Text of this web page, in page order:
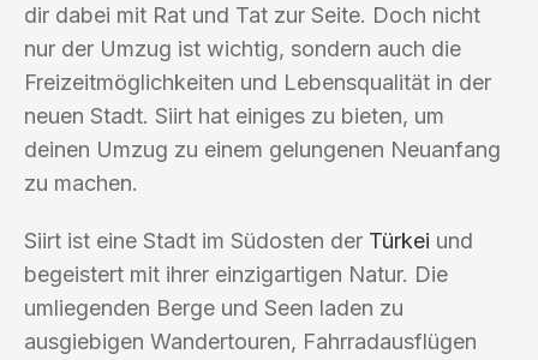
dir dabei mit Rat und Tat zur Seite. Doch nicht
nur der Umzug ist wichtig, sondern auch die
Freizeitmöglichkeiten und Lebensqualität in der
neuen Stadt. Siirt hat einiges zu bieten, um
deinen Umzug zu einem gelungenen Neuanfang
zu machen.
Siirt ist eine Stadt im Südosten der Türkei und
begeistert mit ihrer einzigartigen Natur. Die
umliegenden Berge und Seen laden zu
ausgiebigen Wandertouren, Fahrradausflügen